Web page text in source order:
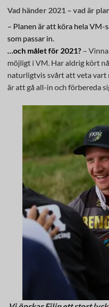
Vad händer 2021 – vad är
– Planen är att köra hela VM-
som passar in.
…och målet för 2021? –
möjligt i VM. Har aldrig kört
naturligtvis svårt att veta vart
är att gå all-in och förbereda